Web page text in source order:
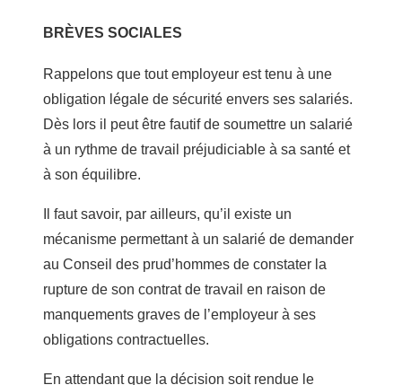
BRÈVES SOCIALES
Rappelons que tout employeur est tenu à une
obligation légale de sécurité envers ses salariés.
Dès lors il peut être fautif de soumettre un salarié
à un rythme de travail préjudiciable à sa santé et
à son équilibre.
Il faut savoir, par ailleurs, qu’il existe un
mécanisme permettant à un salarié de demander
au Conseil des prud’hommes de constater la
rupture de son contrat de travail en raison de
manquements graves de l’employeur à ses
obligations contractuelles.
En attendant que la décision soit rendue le